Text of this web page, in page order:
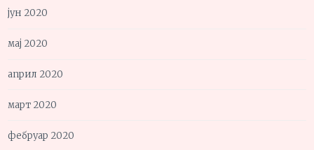
јун 2020
мај 2020
април 2020
март 2020
фебруар 2020